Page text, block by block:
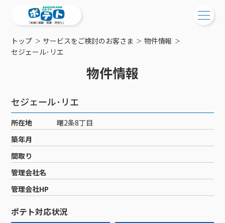
ご検討中の方
工事・配線について
新居をご検討中の方へ
ポテトを導入している集合住宅
物件情報
特典・キャンペーン
おトクな割引サービス
ご加入中の方
ご加入中のサービス確認・変更
WEBメール
サポートサービス
サポートサービストップ
リモートコール
回線速度測定
新着情報
メンテナンス・障害情報
ポテトからのプレゼント
サービス案内
サービス案内
ケーブルテレビ
ケーブルテレビトップ
チャンネル紹介
料⾦プラン
NHK衛星受信料団体⼀括⽀払
インターネット
インターネットトップ
料⾦プラン
Wi-Fiサービス
固定電話
固定電話トップ
基本料⾦・通話料⾦
ポテトスマートフォントップ
でんき
コミチャン
お困りの方はこちら
会社案内
メンテナンス
障害情報
トップ サービスをご検討のお客さま
物件情報
セジェール･リエ
物件情報
セジェール･リエ
所在地
曙2条8丁目
築年月
間取り
管理会社名
管理会社HP
ポテト対応状況